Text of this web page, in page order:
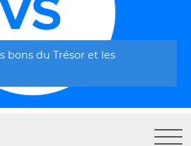
bons du Trésor et les